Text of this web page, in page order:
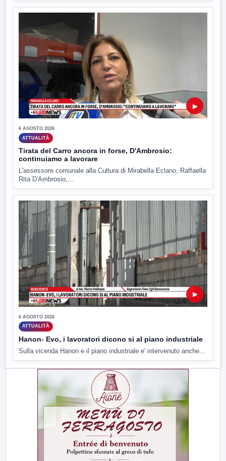
▶
6 AGOSTO 2026
ATTUALITÀ
Tirata del Carro ancora in forse, D'Ambrosio:
continuiamo a lavorare
L'assessore comunale alla Cultura di Mirabella Eclano, Raffaella
Rita D'Ambrosio,...
▶
6 AGOSTO 2026
ATTUALITÀ
Hanon- Evo, i lavoratori dicono si al piano industriale
Sulla vicenda Hanon e il piano industriale e' intervenuto anche...